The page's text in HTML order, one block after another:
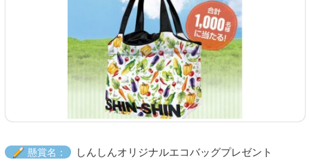
懸賞名： しんしんオリジナルエコバッグプレゼント